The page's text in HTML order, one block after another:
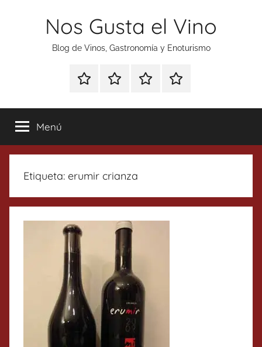
Nos Gusta el Vino
Blog de Vinos, Gastronomía y Enoturismo
Especial
Tonics
Enoturismo
Gastronomía
RankingContacto
Menú
Etiqueta: erumir crianza